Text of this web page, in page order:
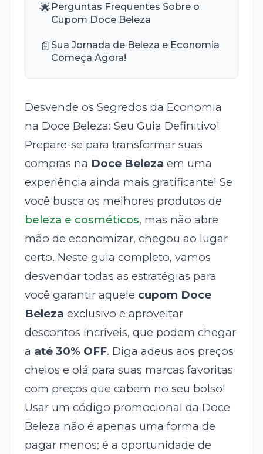
🌟Perguntas Frequentes Sobre o
Cupom Doce Beleza
📄 Sua Jornada de Beleza e Economia
Começa Agora!
Desvende os Segredos da Economia
na Doce Beleza: Seu Guia Definitivo!
Prepare-se para transformar suas
compras na Doce Beleza em uma
experiência ainda mais gratificante! Se
você busca os melhores produtos de
beleza e cosméticos, mas não abre
mão de economizar, chegou ao lugar
certo. Neste guia completo, vamos
desvendar todas as estratégias para
você garantir aquele cupom Doce
Beleza exclusivo e aproveitar
descontos incríveis, que podem chegar
a até 30% OFF. Diga adeus aos preços
cheios e olá para suas marcas favoritas
com preços que cabem no seu bolso!
Usar um código promocional da Doce
Beleza não é apenas uma forma de
pagar menos; é a oportunidade de